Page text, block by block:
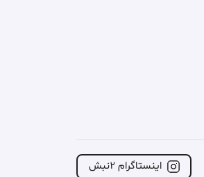
اینستاگرام ۲نبش